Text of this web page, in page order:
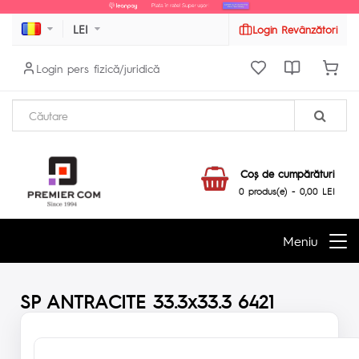
LEI Login Revânzători
Login pers fizică/juridică
Coş de cumpărături
0 produs(e) - 0,00 LEI
Meniu
SP ANTRACITE 33.3x33.3 6421